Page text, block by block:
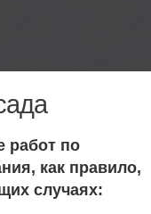
работ по
как правило,
случаях: